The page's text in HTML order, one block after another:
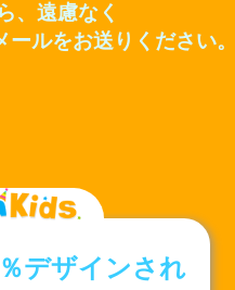
、遠慮なく
ールをお送りください
デザインされ